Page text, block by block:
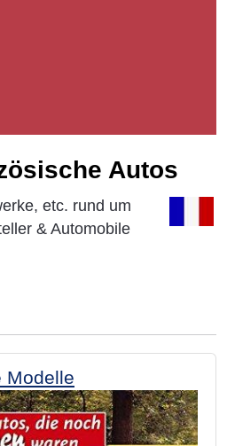
Autos
etc. rund um
& Automobile
Modelle